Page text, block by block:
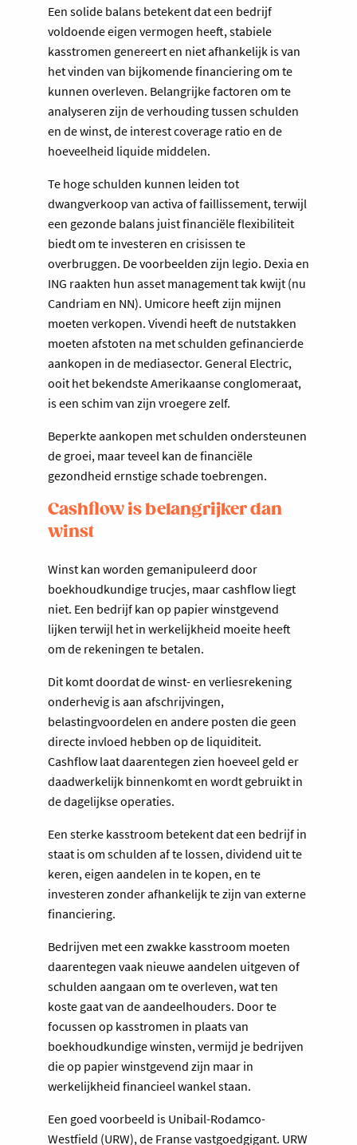
Een solide balans betekent dat een bedrijf
voldoende eigen vermogen heeft, stabiele
kasstromen genereert en niet afhankelijk is van
het vinden van bijkomende financiering om te
kunnen overleven. Belangrijke factoren om te
analyseren zijn de verhouding tussen schulden
en de winst, de interest coverage ratio en de
hoeveelheid liquide middelen.
Te hoge schulden kunnen leiden tot
dwangverkoop van activa of faillissement, terwijl
een gezonde balans juist financiële flexibiliteit
biedt om te investeren en crisissen te
overbruggen. De voorbeelden zijn legio. Dexia en
ING raakten hun asset management tak kwijt (nu
Candriam en NN). Umicore heeft zijn mijnen
moeten verkopen. Vivendi heeft de nutstakken
moeten afstoten na met schulden gefinancierde
aankopen in de mediasector. General Electric,
ooit het bekendste Amerikaanse conglomeraat,
is een schim van zijn vroegere zelf.
Beperkte aankopen met schulden ondersteunen
de groei, maar teveel kan de financiële
gezondheid ernstige schade toebrengen.
Cashflow is belangrijker dan
winst
Winst kan worden gemanipuleerd door
boekhoudkundige trucjes, maar cashflow liegt
niet. Een bedrijf kan op papier winstgevend
lijken terwijl het in werkelijkheid moeite heeft
om de rekeningen te betalen.
Dit komt doordat de winst- en verliesrekening
onderhevig is aan afschrijvingen,
belastingvoordelen en andere posten die geen
directe invloed hebben op de liquiditeit.
Cashflow laat daarentegen zien hoeveel geld er
daadwerkelijk binnenkomt en wordt gebruikt in
de dagelijkse operaties.
Een sterke kasstroom betekent dat een bedrijf in
staat is om schulden af te lossen, dividend uit te
keren, eigen aandelen in te kopen, en te
investeren zonder afhankelijk te zijn van externe
financiering.
Bedrijven met een zwakke kasstroom moeten
daarentegen vaak nieuwe aandelen uitgeven of
schulden aangaan om te overleven, wat ten
koste gaat van de aandeelhouders. Door te
focussen op kasstromen in plaats van
boekhoudkundige winsten, vermijd je bedrijven
die op papier winstgevend zijn maar in
werkelijkheid financieel wankel staan.
Een goed voorbeeld is Unibail-Rodamco-
Westfield (URW), de Franse vastgoedgigant. URW